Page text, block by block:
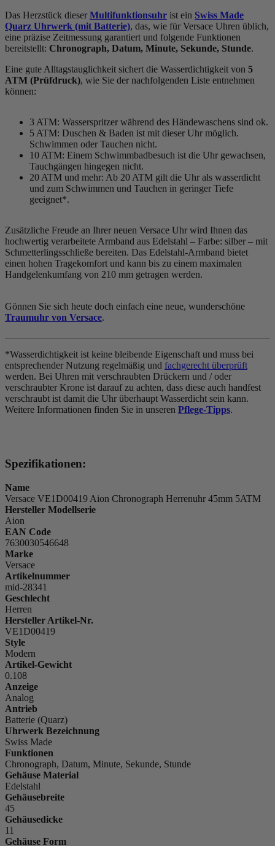
Das Herzstück dieser Multifunktionsuhr ist ein Swiss Made
Quarz Uhrwerk (mit Batterie), das, wie für Versace Uhren üblich,
eine präzise Zeitmessung garantiert und folgende Funktionen
bereitstellt: Chronograph, Datum, Minute, Sekunde, Stunde.
Eine gute Alltagstauglichkeit sichert die Wasserdichtigkeit von 5
ATM (Prüfdruck), wie Sie der nachfolgenden Liste entnehmen
können:
3 ATM: Wasserspritzer während des Händewaschens sind ok.
5 ATM: Duschen & Baden ist mit dieser Uhr möglich.
Schwimmen oder Tauchen nicht.
10 ATM: Einem Schwimmbadbesuch ist die Uhr gewachsen,
Tauchgängen hingegen nicht.
20 ATM und mehr: Ab 20 ATM gilt die Uhr als wasserdicht
und zum Schwimmen und Tauchen in geringer Tiefe
geeignet*.
Zusätzliche Freude an Ihrer neuen Versace Uhr wird Ihnen das
hochwertig verarbeitete Armband aus Edelstahl – Farbe: silber – mit
Schmetterlingsschließe bereiten. Das Edelstahl-Armband bietet
einen hohen Tragekomfort und kann bis zu einem maximalen
Handgelenkumfang von 210 mm getragen werden.
Gönnen Sie sich heute doch einfach eine neue, wunderschöne
Traumuhr von Versace.
*Wasserdichtigkeit ist keine bleibende Eigenschaft und muss bei
entsprechender Nutzung regelmäßig und fachgerecht überprüft
werden. Bei Uhren mit verschraubten Drückern und / oder
verschraubter Krone ist darauf zu achten, dass diese auch handfest
verschraubt ist damit die Uhr überhaupt Wasserdicht sein kann.
Weitere Informationen finden Sie in unseren Pflege-Tipps.
Spezifikationen:
Name
Versace VE1D00419 Aion Chronograph Herrenuhr 45mm 5ATM
Hersteller Modellserie
Aion
EAN Code
7630030546648
Marke
Versace
Artikelnummer
mid-28341
Geschlecht
Herren
Hersteller Artikel-Nr.
VE1D00419
Style
Modern
Artikel-Gewicht
0.108
Anzeige
Analog
Antrieb
Batterie (Quarz)
Uhrwerk Bezeichnung
Swiss Made
Funktionen
Chronograph, Datum, Minute, Sekunde, Stunde
Gehäuse Material
Edelstahl
Gehäusebreite
45
Gehäusedicke
11
Gehäuse Form